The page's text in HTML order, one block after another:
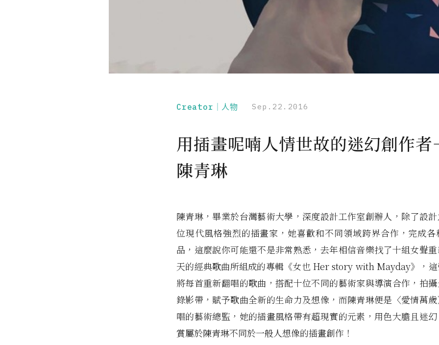
Creator｜人物 Sep.22.2016
用插畫呢喃人情世故的迷幻創作
陳青琳
陳青琳，畢業於台灣藝術大學，深度設計工作室創辦人，除了設
位現代風格強烈的插畫家，她喜歡和不同領域跨界合作，完成
品，這麼說你可能還不是非常熟悉，去年相信音樂找了十組女聲
天的經典歌曲所組成的專輯《女也 Her story with Mayday》，
將每首重新翻唱的歌曲，搭配十位不同的藝術家與導演合作，拍
錄影帶，賦予歌曲全新的生命力及想像，而陳青琳便是〈愛情萬
唱的藝術總監，她的插畫風格帶有超現實的元素，用色大膽且迷
賞屬於陳青琳不同於一般人想像的插畫創作！